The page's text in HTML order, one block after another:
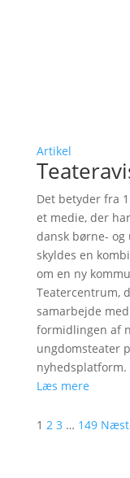
Artikel
Det betyder fra
et medie, der
dansk børne-
skyldes en
om en ny
Teatercentrum,
samarbejde med
formidlingen af
ungdomsteater
nyhedsplatform.
Læs mere
1 2 3 … 149